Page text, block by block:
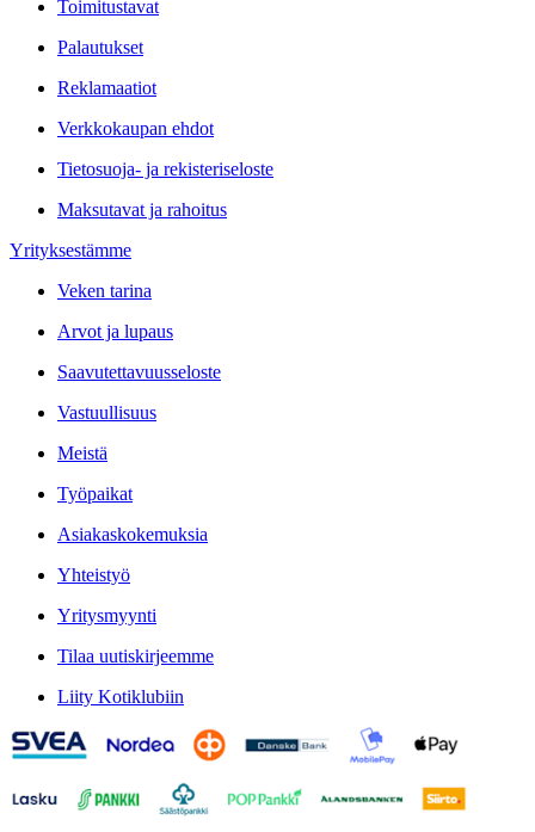
Toimitustavat
Palautukset
Reklamaatiot
Verkkokaupan ehdot
Tietosuoja- ja rekisteriseloste
Maksutavat ja rahoitus
Yrityksestämme
Veken tarina
Arvot ja lupaus
Saavutettavuusseloste
Vastuullisuus
Meistä
Työpaikat
Asiakaskokemuksia
Yhteistyö
Yritysmyynti
Tilaa uutiskirjeemme
Liity Kotiklubiin